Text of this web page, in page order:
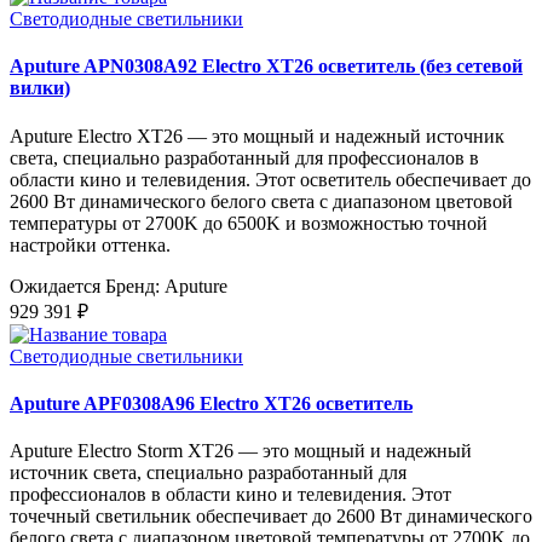
Светодиодные светильники
Aputure APN0308A92 Electro XT26 осветитель (без сетевой
вилки)
Aputure Electro XT26 — это мощный и надежный источник
света, специально разработанный для профессионалов в
области кино и телевидения. Этот осветитель обеспечивает до
2600 Вт динамического белого света с диапазоном цветовой
температуры от 2700K до 6500K и возможностью точной
настройки оттенка.
Ожидается Бренд: Aputure
929 391 ₽
Светодиодные светильники
Aputure APF0308A96 Electro XT26 осветитель
Aputure Electro Storm XT26 — это мощный и надежный
источник света, специально разработанный для
профессионалов в области кино и телевидения. Этот
точечный светильник обеспечивает до 2600 Вт динамического